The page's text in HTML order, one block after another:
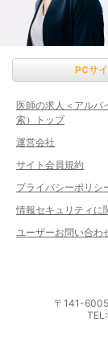
PCサ
医師の求人＜アルバ
索）トップ
運営会社
サイト会員規約
プライバシーポリシ
情報セキュリティに
ユーザーお問い合わ
〒141-